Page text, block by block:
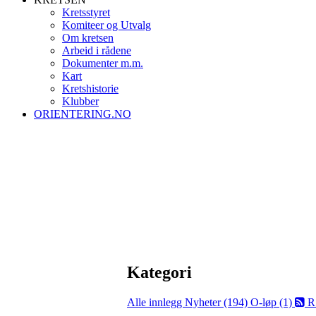
Kretsstyret
Komiteer og Utvalg
Om kretsen
Arbeid i rådene
Dokumenter m.m.
Kart
Kretshistorie
Klubber
ORIENTERING.NO
Kategori
Alle innlegg Nyheter (194) O-løp (1)